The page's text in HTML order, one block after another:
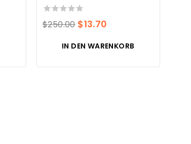
0
von
$250.00 Der
war:
$250.00.
$13.70
Preis
ist:
IN DEN WARENKORB